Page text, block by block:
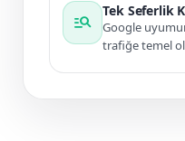
manage_search
Tek Seferlik
Google
trafiğe temel